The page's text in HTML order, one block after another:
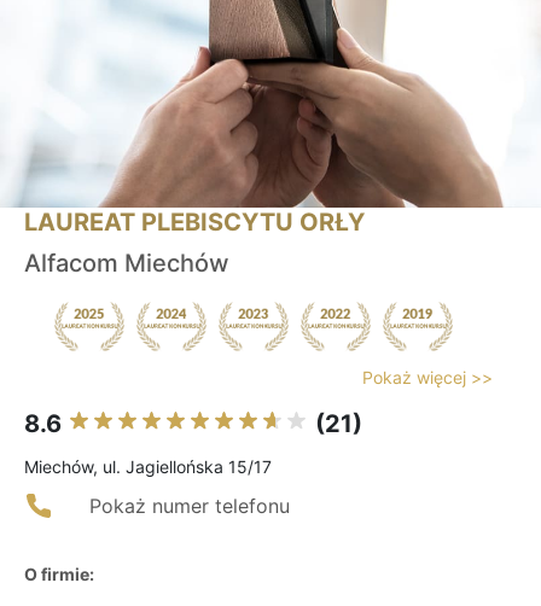
LAUREAT PLEBISCYTU ORŁY
Alfacom Miechów
Pokaż więcej >>
8.6 (21)
Miechów, ul. Jagiellońska 15/17
Pokaż numer telefonu
O firmie: